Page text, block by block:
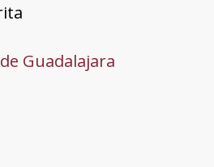
Guadalajara